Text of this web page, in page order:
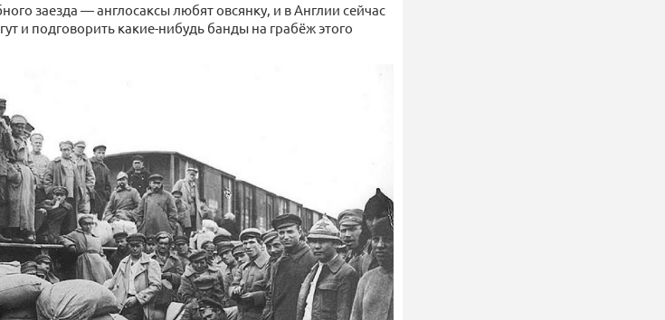
заезда — англосаксы любят овсянку, и в Англии сейчас
и подговорить какие-нибудь банды на грабёж этого